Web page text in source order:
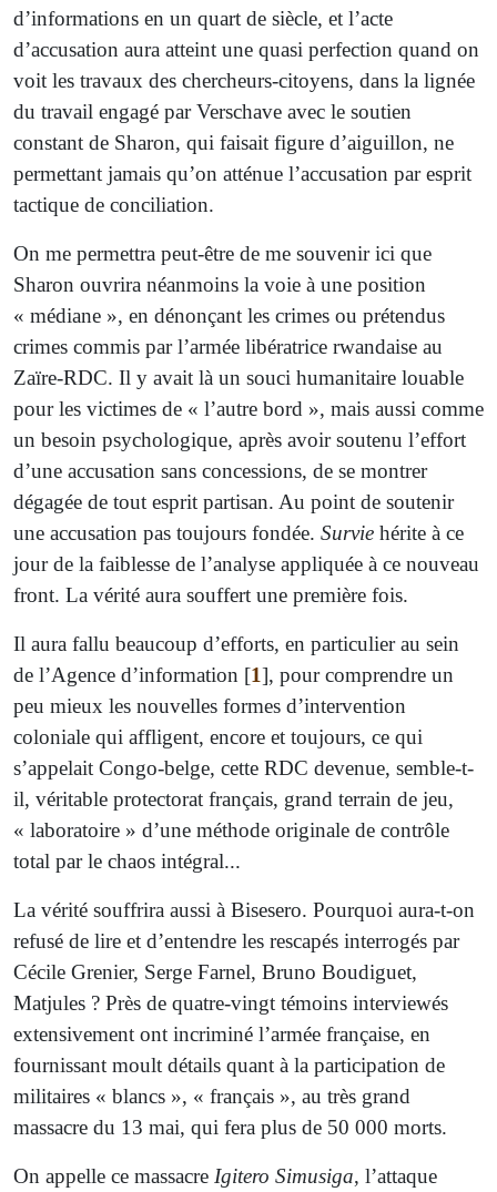
d’informations en un quart de siècle, et l’acte
d’accusation aura atteint une quasi perfection quand on
voit les travaux des chercheurs-citoyens, dans la lignée
du travail engagé par Verschave avec le soutien
constant de Sharon, qui faisait figure d’aiguillon, ne
permettant jamais qu’on atténue l’accusation par esprit
tactique de conciliation.
On me permettra peut-être de me souvenir ici que
Sharon ouvrira néanmoins la voie à une position
« médiane », en dénonçant les crimes ou prétendus
crimes commis par l’armée libératrice rwandaise au
Zaïre-RDC. Il y avait là un souci humanitaire louable
pour les victimes de « l’autre bord », mais aussi comme
un besoin psychologique, après avoir soutenu l’effort
d’une accusation sans concessions, de se montrer
dégagée de tout esprit partisan. Au point de soutenir
une accusation pas toujours fondée. Survie hérite à ce
jour de la faiblesse de l’analyse appliquée à ce nouveau
front. La vérité aura souffert une première fois.
Il aura fallu beaucoup d’efforts, en particulier au sein
de l’Agence d’information [1], pour comprendre un
peu mieux les nouvelles formes d’intervention
coloniale qui affligent, encore et toujours, ce qui
s’appelait Congo-belge, cette RDC devenue, semble-t-
il, véritable protectorat français, grand terrain de jeu,
« laboratoire » d’une méthode originale de contrôle
total par le chaos intégral...
La vérité souffrira aussi à Bisesero. Pourquoi aura-t-on
refusé de lire et d’entendre les rescapés interrogés par
Cécile Grenier, Serge Farnel, Bruno Boudiguet,
Matjules ? Près de quatre-vingt témoins interviewés
extensivement ont incriminé l’armée française, en
fournissant moult détails quant à la participation de
militaires « blancs », « français », au très grand
massacre du 13 mai, qui fera plus de 50 000 morts.
On appelle ce massacre Igitero Simusiga, l’attaque